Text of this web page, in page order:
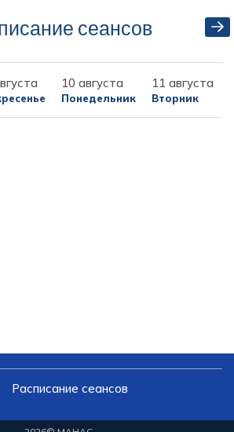
сеансов
10 августа
Понедельник
11 августа
Вторник
Расписание сеансов